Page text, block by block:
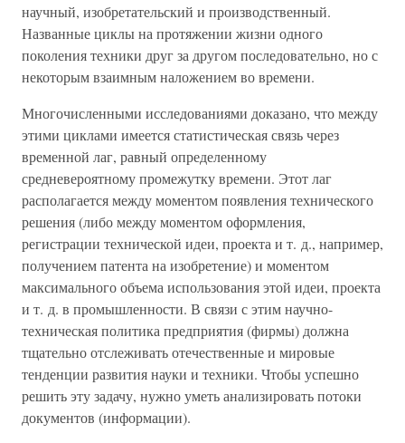
научный, изобретательский и производственный.
Названные циклы на протяжении жизни одного
поколения техники друг за другом последовательно, но с
некоторым взаимным наложением во времени.
Многочисленными исследованиями доказано, что между
этими циклами имеется статистическая связь через
временной лаг, равный определенному
средневероятному промежутку времени. Этот лаг
располагается между моментом появления технического
решения (либо между моментом оформления,
регистрации технической идеи, проекта и т. д., например,
получением патента на изобретение) и моментом
максимального объема использования этой идеи, проекта
и т. д. в промышленности. В связи с этим научно-
техническая политика предприятия (фирмы) должна
тщательно отслеживать отечественные и мировые
тенденции развития науки и техники. Чтобы успешно
решить эту задачу, нужно уметь анализировать потоки
документов (информации).